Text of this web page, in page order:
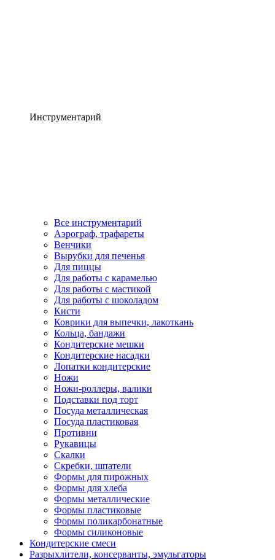
Инструментарий
Все инструментарий
Аэрограф, трафареты
Венчики
Вырубки для печенья
Для пиццы
Для работы с карамелью
Для работы с мастикой
Для работы с шоколадом
Кисти
Коврики для выпечки, лакоткань
Кольца, бандажи
Кондитерские мешки
Кондитерские насадки
Лопатки кондитерские
Ножи
Ножи-роллеры, валики
Подставки под торт
Посуда металлическая
Посуда пластиковая
Противни
Рукавицы
Скалки
Скребки, шпатели
Формы для пирожных
Формы для хлеба
Формы металлические
Формы пластиковые
Формы поликарбонатные
Формы силиконовые
Кондитерские смеси
Разрыхлители, консерванты, эмульгаторы